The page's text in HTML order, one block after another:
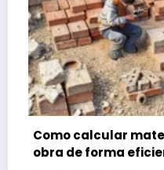
para sua